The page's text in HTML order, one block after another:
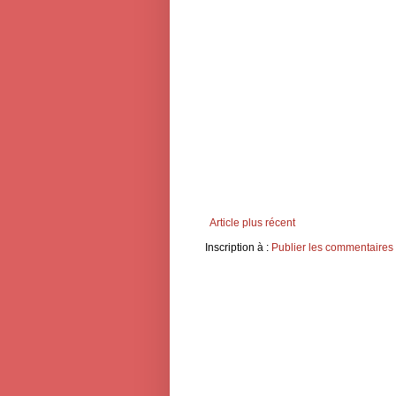
Article plus récent
Inscription à : Publier les commentaires